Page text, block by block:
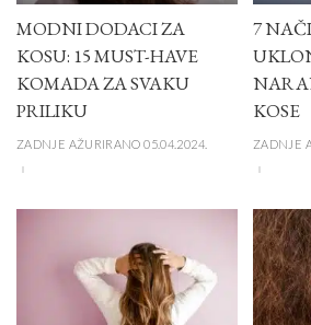
MODNI DODACI ZA
KOSU: 15 MUST-HAVE
KOMADA ZA SVAKU
PRILIKU
ZADNJE AŽURIRANO 05.04.2024.
7
KOSE
ZADNJE